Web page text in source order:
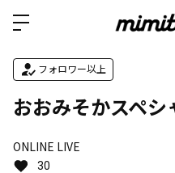
フォロワー以上
おおみそかスペ
ONLINE LIVE
30